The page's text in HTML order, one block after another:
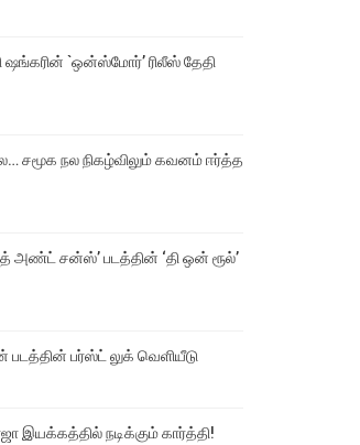
`ஒன்ஸ்மோர்’ ரிலீஸ் தேதி
சமூக நல நிகழ்விலும் கவனம் ஈர்த்த
அண்ட் சன்ஸ்’ படத்தின் ‘தி ஒன் ரூல்’
படத்தின் பர்ஸ்ட் லுக் வெளியீடு
இயக்கத்தில் நடிக்கும் கார்த்தி!